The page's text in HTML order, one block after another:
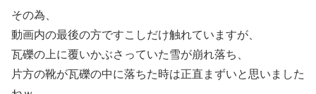
その為、
動画内の最後の方ですこしだけ触れていますが、
瓦礫の上に覆いかぶさっていた雪が崩れ落ち、
片方の靴が瓦礫の中に落ちた時は正直まずいと思いました